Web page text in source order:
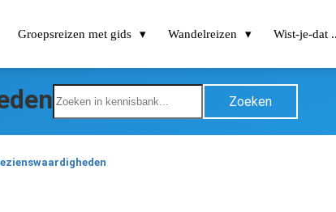
Groepsreizen met gids Wandelreizen Wist-je-dat
Zoeken